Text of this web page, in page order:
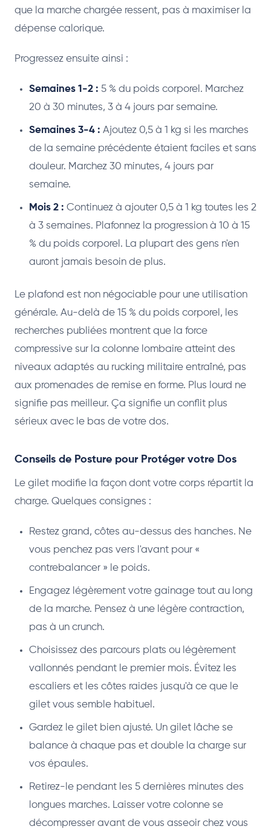
que la marche chargée ressent, pas à maximiser la
dépense calorique.
Progressez ensuite ainsi :
Semaines 1-2 : 5 % du poids corporel. Marchez
20 à 30 minutes, 3 à 4 jours par semaine.
Semaines 3-4 : Ajoutez 0,5 à 1 kg si les marches
de la semaine précédente étaient faciles et sans
douleur. Marchez 30 minutes, 4 jours par
semaine.
Mois 2 : Continuez à ajouter 0,5 à 1 kg toutes les 2
à 3 semaines. Plafonnez la progression à 10 à 15
% du poids corporel. La plupart des gens n'en
auront jamais besoin de plus.
Le plafond est non négociable pour une utilisation
générale. Au-delà de 15 % du poids corporel, les
recherches publiées montrent que la force
compressive sur la colonne lombaire atteint des
niveaux adaptés au rucking militaire entraîné, pas
aux promenades de remise en forme. Plus lourd ne
signifie pas meilleur. Ça signifie un conflit plus
sérieux avec le bas de votre dos.
Conseils de Posture pour Protéger votre Dos
Le gilet modifie la façon dont votre corps répartit la
charge. Quelques consignes :
Restez grand, côtes au-dessus des hanches. Ne
vous penchez pas vers l'avant pour «
contrebalancer » le poids.
Engagez légèrement votre gainage tout au long
de la marche. Pensez à une légère contraction,
pas à un crunch.
Choisissez des parcours plats ou légèrement
vallonnés pendant le premier mois. Évitez les
escaliers et les côtes raides jusqu'à ce que le
gilet vous semble habituel.
Gardez le gilet bien ajusté. Un gilet lâche se
balance à chaque pas et double la charge sur
vos épaules.
Retirez-le pendant les 5 dernières minutes des
longues marches. Laisser votre colonne se
décompresser avant de vous asseoir chez vous